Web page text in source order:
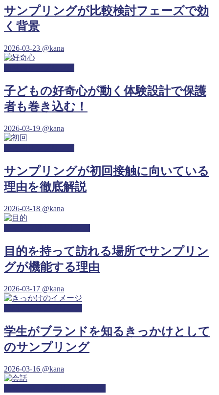
サンプリングが比較検討フェーズで効
く背景
2026-03-23 @kana
子どもの好奇心が動く体験設計で保護
者も巻き込む！
2026-03-19 @kana
サンプリングが初回接触に向いている
理由を徹底解説
2026-03-18 @kana
目的を持って訪れる場所でサンプリン
グが機能する理由
2026-03-17 @kana
学生がブランドを知るきっかけとして
のサンプリング
2026-03-16 @kana